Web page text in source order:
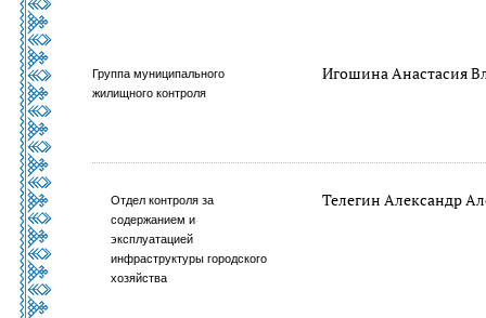
Группа муниципального
жилищного контроля
Игошина Анастасия
Отдел контроля за
содержанием и
эксплуатацией
инфраструктуры городского
хозяйства
Телегин Александр